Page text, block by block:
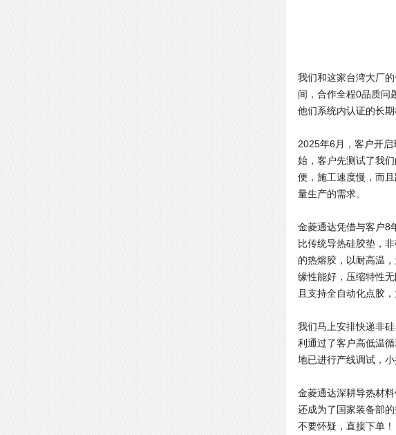
我们和这家台湾大厂
间，合作全程0品质问
他们系统内认证的长
2025年6月，客户开
始，客户先测试了我
便，施工速度慢，而
量生产的需求。
金菱通达凭借与客户8
比传统导热硅胶垫，
的热熔胶，以耐高温
缘性能好，压缩特性
且支持全自动化点胶
我们马上安排快递非
利通过了客户高低温
地已进行产线调试，
金菱通达深耕导热材
还成为了国家装备部
不要怀疑，直接下单！